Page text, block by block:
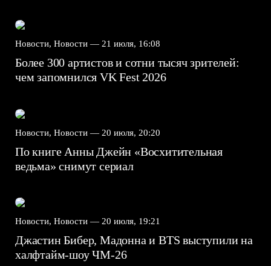
Новости, Новости — 21 июля, 16:08
Более 300 артистов и сотни тысяч зрителей:
чем запомнился VK Fest 2026
Новости, Новости — 20 июля, 20:20
По книге Анны Джейн «Восхитительная
ведьма» снимут сериал
Новости, Новости — 20 июля, 19:21
Джастин Бибер, Мадонна и BTS выступили на
халфтайм-шоу ЧМ-26